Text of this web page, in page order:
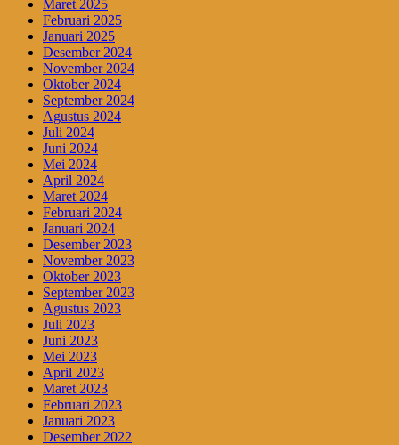
Maret 2025
Februari 2025
Januari 2025
Desember 2024
November 2024
Oktober 2024
September 2024
Agustus 2024
Juli 2024
Juni 2024
Mei 2024
April 2024
Maret 2024
Februari 2024
Januari 2024
Desember 2023
November 2023
Oktober 2023
September 2023
Agustus 2023
Juli 2023
Juni 2023
Mei 2023
April 2023
Maret 2023
Februari 2023
Januari 2023
Desember 2022